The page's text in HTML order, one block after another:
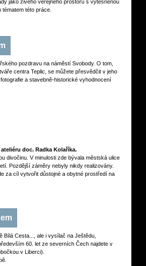
jako živého veřejného prostoru s vytěsněnou
této práce.
pozdravu na náměstí Svobody. O tom,
centra Teplic, se můžete přesvědčit v jeho
a stavebně-historické vyhodnocení
doc. Radka Kolaříka.
divočinu. V minulosti zde bývala městská ulice
Pozdější záměry nebyly nikdy realizovány.
za cíl vytvořit důstojné a obytné prostředí na
Cesta..., ale i vysílač na Ještědu,
60. let ze severních Čech najdete v
v Liberci).